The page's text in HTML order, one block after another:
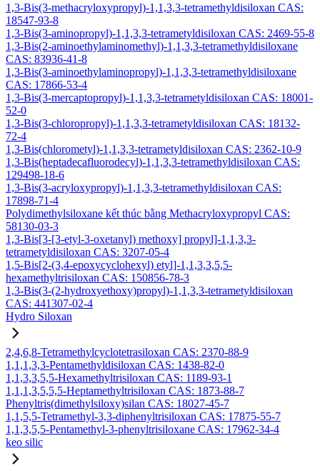
1,3-Bis(3-methacryloxypropyl)-1,1,3,3-tetramethyldisiloxan CAS:
18547-93-8
1,3-Bis(3-aminopropyl)-1,1,3,3-tetrametyldisiloxan CAS: 2469-55-8
1,3-Bis(2-aminoethylaminomethyl)-1,1,3,3-tetramethyldisiloxane
CAS: 83936-41-8
1,3-Bis(3-aminoethylaminopropyl)-1,1,3,3-tetramethyldisiloxane
CAS: 17866-53-4
1,3-Bis(3-mercaptopropyl)-1,1,3,3-tetrametyldisiloxan CAS: 18001-
52-0
1,3-Bis(3-chloropropyl)-1,1,3,3-tetrametyldisiloxan CAS: 18132-
72-4
1,3-Bis(chlorometyl)-1,1,3,3-tetrametyldisiloxan CAS: 2362-10-9
1,3-Bis(heptadecafluorodecyl)-1,1,3,3-tetramethyldisiloxan CAS:
129498-18-6
1,3-Bis(3-acryloxypropyl)-1,1,3,3-tetramethyldisiloxan CAS:
17898-71-4
Polydimethylsiloxane kết thúc bằng Methacryloxypropyl CAS:
58130-03-3
1,3-Bis[3-[3-etyl-3-oxetanyl) methoxy] propyl]-1,1,3,3-
tetrametyldisiloxan CAS: 3207-05-4
1,5-Bis[2-(3,4-epoxycyclohexyl) etyl]-1,1,3,3,5,5-
hexamethyltrisiloxan CAS: 150856-78-3
1,3-Bis(3-(2-hydroxyethoxy)propyl)-1,1,3,3-tetrametyldisiloxan
CAS: 441307-02-4
Hydro Siloxan
2,4,6,8-Tetramethylcyclotetrasiloxan CAS: 2370-88-9
1,1,1,3,3-Pentamethyldisiloxan CAS: 1438-82-0
1,1,3,3,5,5-Hexamethyltrisiloxan CAS: 1189-93-1
1,1,1,3,5,5,5-Heptamethyltrisiloxan CAS: 1873-88-7
Phenyltris(dimethylsiloxy)silan CAS: 18027-45-7
1,1,5,5-Tetramethyl-3,3-diphenyltrisiloxan CAS: 17875-55-7
1,1,3,5,5-Pentamethyl-3-phenyltrisiloxane CAS: 17962-34-4
keo silic